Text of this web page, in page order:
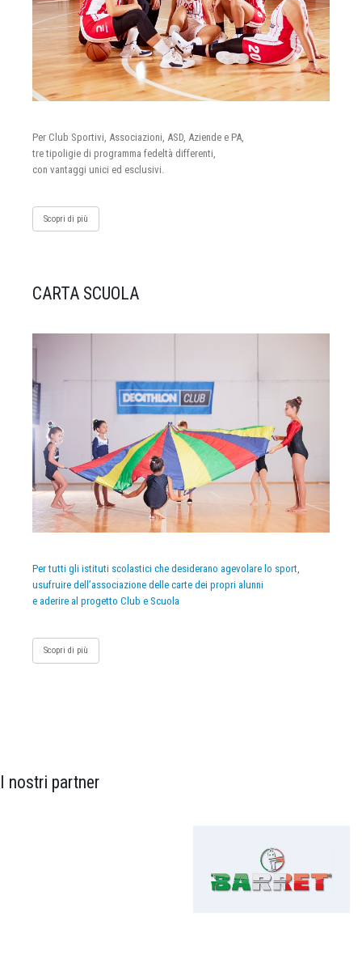
Per Club Sportivi, Associazioni, ASD, Aziende e PA,
tre tipoligie di programma fedeltà differenti,
con vantaggi unici ed esclusivi.
Scopri di più
CARTA SCUOLA
Per tutti gli istituti scolastici che desiderano agevolare lo sport,
usufruire dell’associazione delle carte dei propri alunni
e aderire al progetto Club e Scuola
Scopri di più
I nostri partner